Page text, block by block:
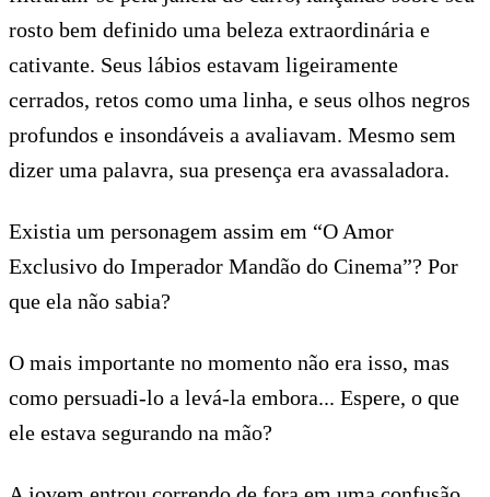
rosto bem definido uma beleza extraordinária e
cativante. Seus lábios estavam ligeiramente
cerrados, retos como uma linha, e seus olhos negros
profundos e insondáveis a avaliavam. Mesmo sem
dizer uma palavra, sua presença era avassaladora.
Existia um personagem assim em “O Amor
Exclusivo do Imperador Mandão do Cinema”? Por
que ela não sabia?
O mais importante no momento não era isso, mas
como persuadi-lo a levá-la embora... Espere, o que
ele estava segurando na mão?